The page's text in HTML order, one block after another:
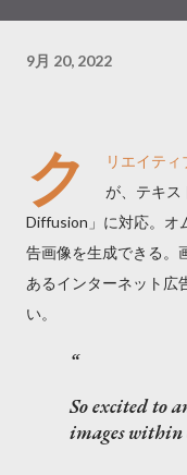
9月 20, 2022
ク
リエイテ
が、テキス
Diffusion」に対応。オ
告画像を生成できる。
あるインターネット広
い。
So excited to
images